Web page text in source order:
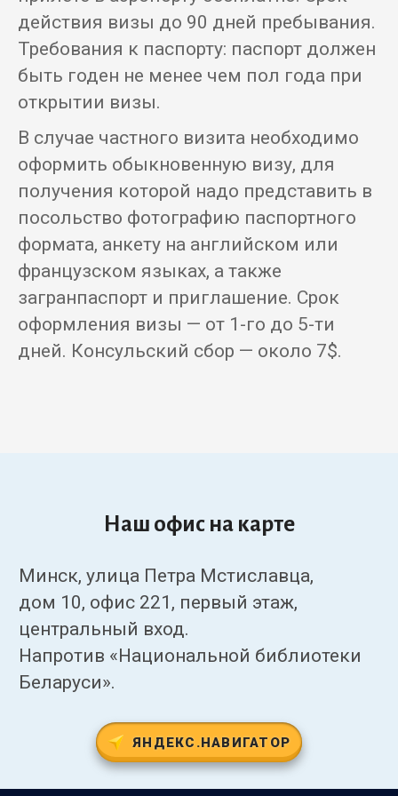
действия визы до 90 дней пребывания.
Требования к паспорту: паспорт должен
быть годен не менее чем пол года при
открытии визы.
В случае частного визита необходимо
оформить обыкновенную визу, для
получения которой надо представить в
посольство фотографию паспортного
формата, анкету на английском или
французском языках, а также
загранпаспорт и приглашение. Срок
оформления визы — от 1-го до 5-ти
дней. Консульский сбор — около 7$.
Наш офис на карте
Минск, улица Петра Мстиславца,
дом 10, офис 221, первый этаж,
центральный вход.
Напротив «Национальной библиотеки
Беларуси».
ЯНДЕКС.НАВИГАТОР